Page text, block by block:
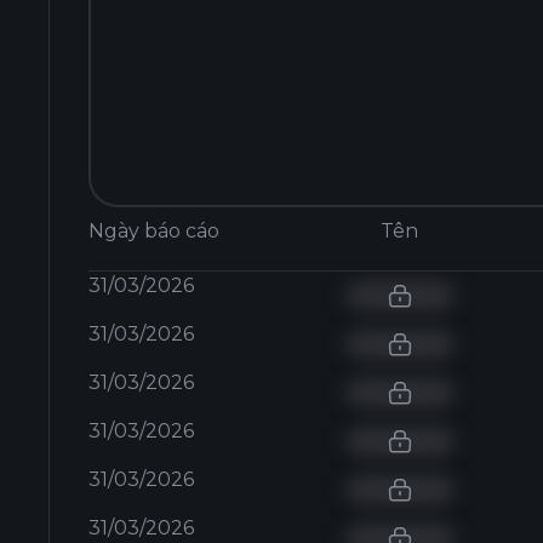
Ngày báo cáo Tên
31/03/2026
31/03/2026
31/03/2026
31/03/2026
31/03/2026
31/03/2026